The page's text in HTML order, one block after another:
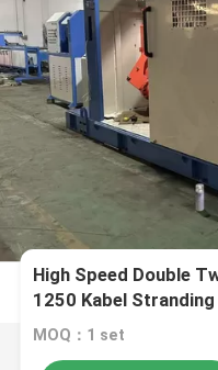
High Speed Double
1250 Kabel
MOQ：1 set